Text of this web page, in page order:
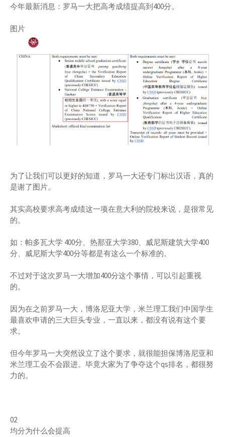
今年最新消息：罗马一大把高考成绩提高到400分。
图片
为了让我们可以更好的知道，罗马一大还专门标出汉语，真的
是谢了图片。
其实高校要求高考成绩这一项在意大利的院校来说，是很常见
的。
如：帕多瓦大学 400分、热那亚大学380、威尼斯建筑大学400
分、威尼斯大学400分等都是有这么一个标准的。
不过对于这次罗马一大增加400分这个事情，可以引起重视
的。
因为在之前罗马一大，博洛尼亚大学，米兰理工我们中国学生
最喜欢申请的三大巨头专业，一直以来，都没有说有这个要
求。
但今年罗马一大突然设立了这个要求，就很能担保博洛尼亚和
米兰理工会不会跟进。毕竟大家为了争夺这个qs排名，都很努
力的。
02
均分为什么会提高